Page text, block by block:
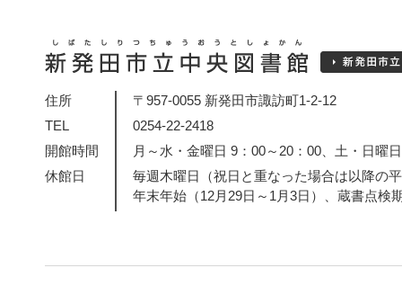
住所
〒957-0055 新発田市諏訪町1-2-12
TEL
0254-22-2418
開館時間
月～水・金曜日 9：00～20：00、土・日曜
休館日
毎週木曜日（祝日と重なった場合は以降の
年末年始（12月29日～1月3日）、蔵書点検